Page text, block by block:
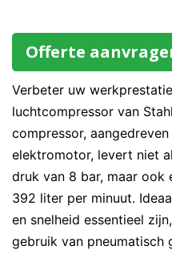
Offerte
Verbeter uw
luchtcompressor van
compressor,
elektromotor, levert niet
druk van 8 bar, maar ook
392 liter per minuut.
en snelheid essentieel
gebruik van pneumatisch